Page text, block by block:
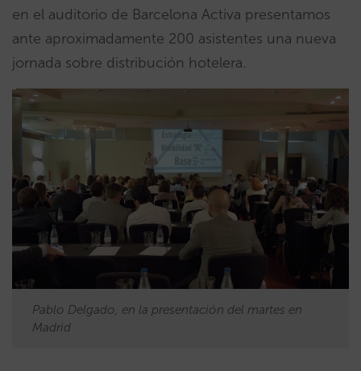
en el auditorio de Barcelona Activa presentamos
ante aproximadamente 200 asistentes una nueva
jornada sobre distribución hotelera.
Pablo Delgado, en la presentación del martes en
Madrid